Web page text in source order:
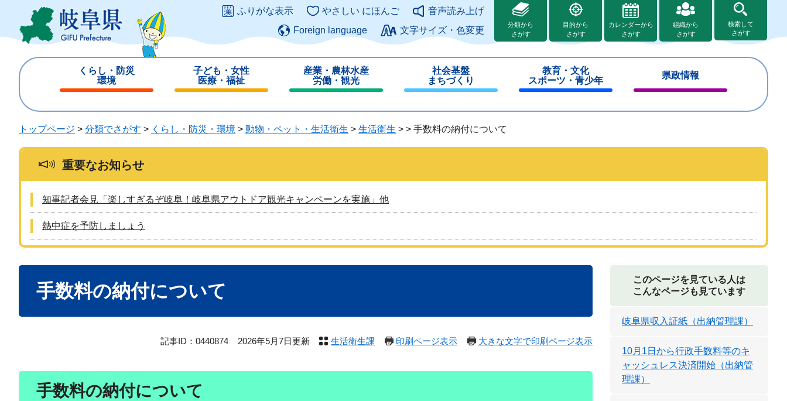
ジ
ュ
このページの本文へ
ふりがな表示 やさしい にほんご
音声読み上げ
Foreign language
文字サイズ・色変更
分類から
さがす
目的から
さがす
カレンダーから
さがす
組織から
さがす
検索して
さがす
くらし・防災
環境
じ
子ども・女性
医療・福祉
じ
産業・農林水産
労働・観光
じ
る
社会基盤
まちづくり
じ
教育・文化
スポーツ・青少年
じ
県政情報
じ
トップページ > 分類でさがす > くらし・防災・環境 > 動物・ペット・生活衛生 > 生活衛生 > > 手数料の納付について
重要なお知らせ
知事記者会見「楽しすぎるぞ岐阜！岐阜県アウトドア観光キャンペーンを実施」他
熱中症を予防しましょう
手数料の納付について
記事ID：0440874 2026年5月7日更新 生活衛生課 印刷ページ表示 大きな文字で印刷ページ表示
手数料の納付について
このページを見ている人は
こんなページも見ています
岐阜県収入証紙（出納管理課）
10月1日から行政手数料等のキ
ャッシュレス決済開始（出納管
理課）